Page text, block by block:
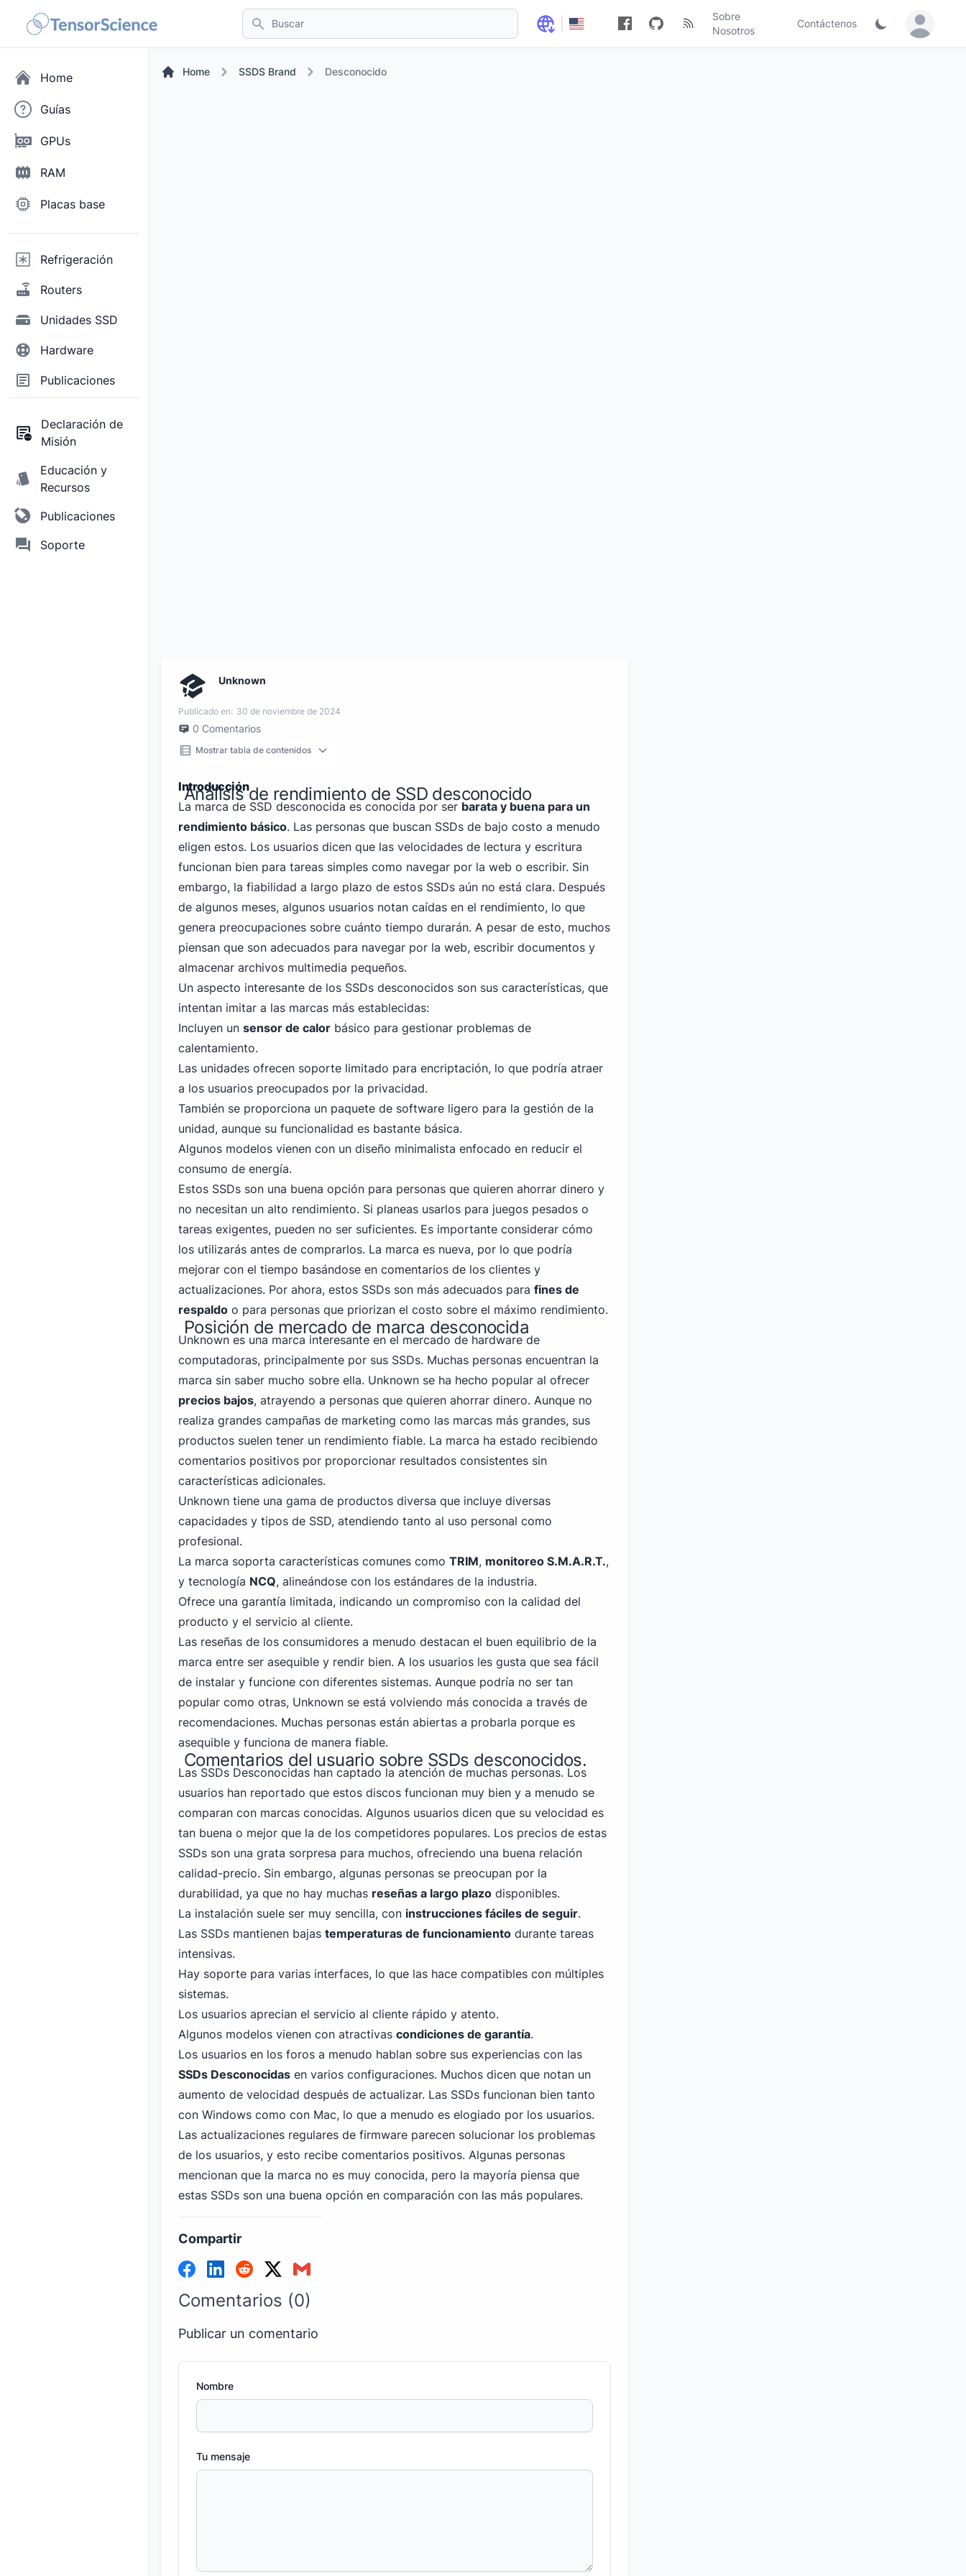
Buscar
Sobre
Nosotros
Contáctenos Sign in /
Home
Guías
GPUs
RAM
Placas base
Refrigeración
Routers
Unidades SSD
Hardware
Publicaciones
Declaración de
Misión
Educación y
Recursos
Publicaciones
Soporte
Home SSDS Brand Desconocido
Unknown
Publicado en: 30 de noviembre de 2024
0 Comentarios
Mostrar tabla de contenidos
Introducción
Análisis de rendimiento de SSD desconocido
La marca de SSD desconocida es conocida por ser barata y buena para un
rendimiento básico. Las personas que buscan SSDs de bajo costo a menudo
eligen estos. Los usuarios dicen que las velocidades de lectura y escritura
funcionan bien para tareas simples como navegar por la web o escribir. Sin
embargo, la fiabilidad a largo plazo de estos SSDs aún no está clara. Después
de algunos meses, algunos usuarios notan caídas en el rendimiento, lo que
genera preocupaciones sobre cuánto tiempo durarán. A pesar de esto, muchos
piensan que son adecuados para navegar por la web, escribir documentos y
almacenar archivos multimedia pequeños.
Un aspecto interesante de los SSDs desconocidos son sus características, que
intentan imitar a las marcas más establecidas:
Incluyen un sensor de calor básico para gestionar problemas de
calentamiento.
Las unidades ofrecen soporte limitado para encriptación, lo que podría atraer
a los usuarios preocupados por la privacidad.
También se proporciona un paquete de software ligero para la gestión de la
unidad, aunque su funcionalidad es bastante básica.
Algunos modelos vienen con un diseño minimalista enfocado en reducir el
consumo de energía.
Estos SSDs son una buena opción para personas que quieren ahorrar dinero y
no necesitan un alto rendimiento. Si planeas usarlos para juegos pesados o
tareas exigentes, pueden no ser suficientes. Es importante considerar cómo
los utilizarás antes de comprarlos. La marca es nueva, por lo que podría
mejorar con el tiempo basándose en comentarios de los clientes y
actualizaciones. Por ahora, estos SSDs son más adecuados para fines de
respaldo o para personas que priorizan el costo sobre el máximo rendimiento.
Posición de mercado de marca desconocida
Unknown es una marca interesante en el mercado de hardware de
computadoras, principalmente por sus SSDs. Muchas personas encuentran la
marca sin saber mucho sobre ella. Unknown se ha hecho popular al ofrecer
precios bajos, atrayendo a personas que quieren ahorrar dinero. Aunque no
realiza grandes campañas de marketing como las marcas más grandes, sus
productos suelen tener un rendimiento fiable. La marca ha estado recibiendo
comentarios positivos por proporcionar resultados consistentes sin
características adicionales.
Unknown tiene una gama de productos diversa que incluye diversas
capacidades y tipos de SSD, atendiendo tanto al uso personal como
profesional.
La marca soporta características comunes como TRIM, monitoreo S.M.A.R.T.,
y tecnología NCQ, alineándose con los estándares de la industria.
Ofrece una garantía limitada, indicando un compromiso con la calidad del
producto y el servicio al cliente.
Las reseñas de los consumidores a menudo destacan el buen equilibrio de la
marca entre ser asequible y rendir bien. A los usuarios les gusta que sea fácil
de instalar y funcione con diferentes sistemas. Aunque podría no ser tan
popular como otras, Unknown se está volviendo más conocida a través de
recomendaciones. Muchas personas están abiertas a probarla porque es
asequible y funciona de manera fiable.
Comentarios del usuario sobre SSDs desconocidos.
Las SSDs Desconocidas han captado la atención de muchas personas. Los
usuarios han reportado que estos discos funcionan muy bien y a menudo se
comparan con marcas conocidas. Algunos usuarios dicen que su velocidad es
tan buena o mejor que la de los competidores populares. Los precios de estas
SSDs son una grata sorpresa para muchos, ofreciendo una buena relación
calidad-precio. Sin embargo, algunas personas se preocupan por la
durabilidad, ya que no hay muchas reseñas a largo plazo disponibles.
La instalación suele ser muy sencilla, con instrucciones fáciles de seguir.
Las SSDs mantienen bajas temperaturas de funcionamiento durante tareas
intensivas.
Hay soporte para varias interfaces, lo que las hace compatibles con múltiples
sistemas.
Los usuarios aprecian el servicio al cliente rápido y atento.
Algunos modelos vienen con atractivas condiciones de garantía.
Los usuarios en los foros a menudo hablan sobre sus experiencias con las
SSDs Desconocidas en varios configuraciones. Muchos dicen que notan un
aumento de velocidad después de actualizar. Las SSDs funcionan bien tanto
con Windows como con Mac, lo que a menudo es elogiado por los usuarios.
Las actualizaciones regulares de firmware parecen solucionar los problemas
de los usuarios, y esto recibe comentarios positivos. Algunas personas
mencionan que la marca no es muy conocida, pero la mayoría piensa que
estas SSDs son una buena opción en comparación con las más populares.
Compartir
Comentarios (0)
Publicar un comentario
Nombre
Tu mensaje